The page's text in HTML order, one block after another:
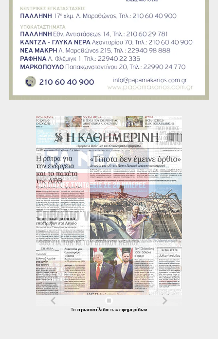
Ταπρωτοσέλιδατωνεφημερίδων